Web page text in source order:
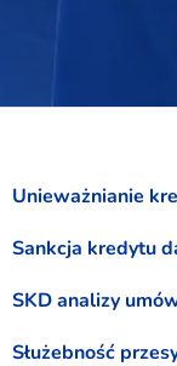
Unieważnianie
Sankcja kredytu
SKD analizy
Służebność